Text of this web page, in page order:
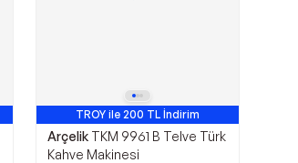
TROY ile 200 TL İndirim
Arçelik TKM 9961 B Telve Türk
Kahve Makinesi